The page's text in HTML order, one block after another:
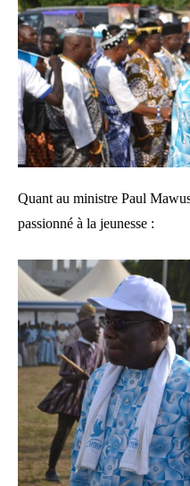
Quant au ministre Paul
passionné à la jeunesse :